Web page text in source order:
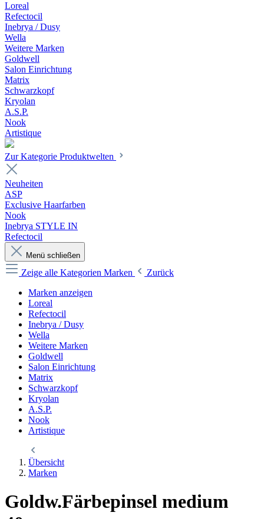
Loreal
Refectocil
Inebrya / Dusy
Wella
Weitere Marken
Goldwell
Salon Einrichtung
Matrix
Schwarzkopf
Kryolan
A.S.P.
Nook
Artistique
Zur Kategorie Produktwelten
Neuheiten
ASP
Exclusive Haarfarben
Nook
Inebrya STYLE IN
Refectocil
Menü schließen
Zeige alle Kategorien Marken
Zurück
Marken anzeigen
Loreal
Refectocil
Inebrya / Dusy
Wella
Weitere Marken
Goldwell
Salon Einrichtung
Matrix
Schwarzkopf
Kryolan
A.S.P.
Nook
Artistique
Übersicht
Marken
Goldw.Färbepinsel medium